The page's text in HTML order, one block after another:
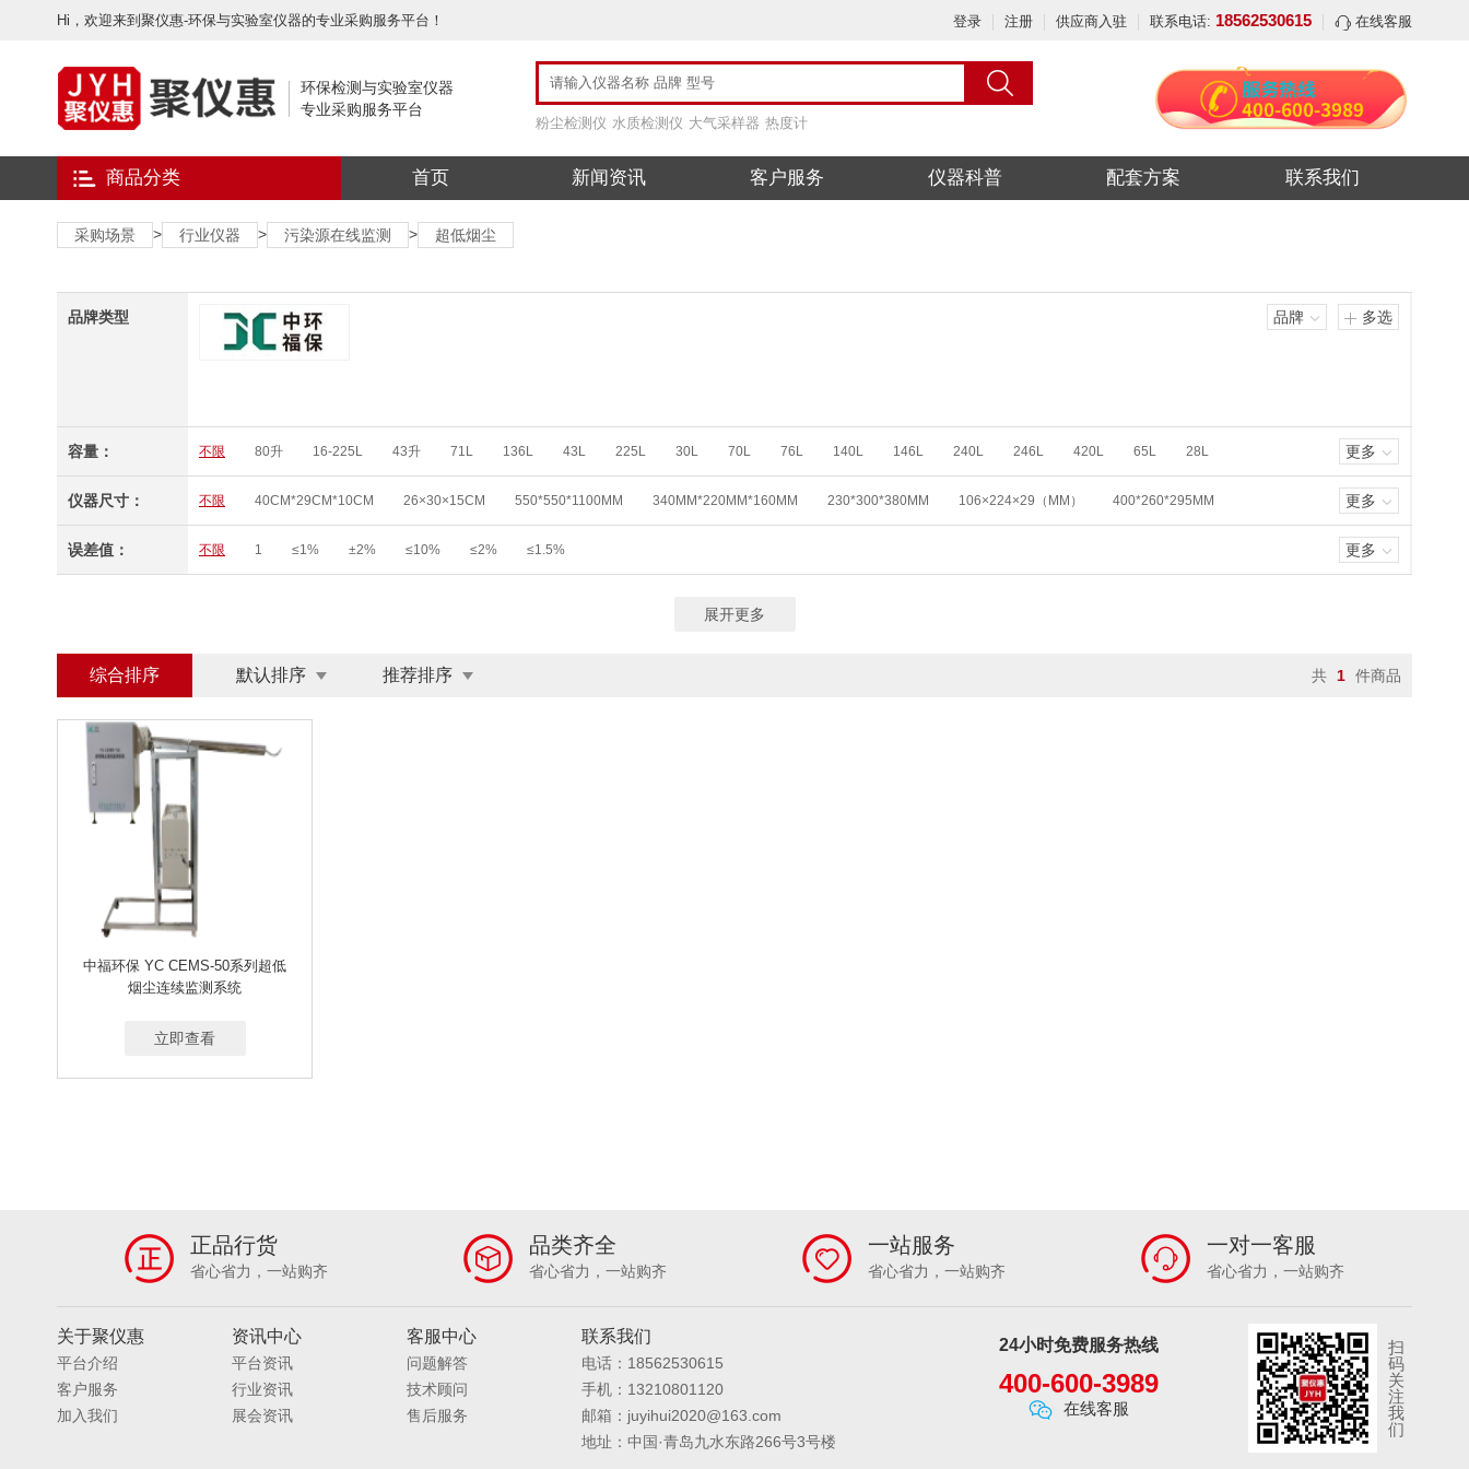
Hi，欢迎来到聚仪惠-环保与实验室仪器的专业采购服务平台！ 登录 注册 供应商入驻 联系电话: 18562530615 在线客服
环保检测与实验室仪器
专业采购服务平台
粉尘检测仪 水质检测仪 大气采样器 热度计
商品分类 首页 新闻资讯 客户服务 仪器科普 配套方案 联系我们
采购场景 > 行业仪器 > 污染源在线监测 > 超低烟尘
品牌类型 品牌 多选
容量： 不限 80升 16-225L 43升 71L 136L 43L 225L 30L 70L 76L 140L 146L 240L 246L 420L 65L
28L
50L
800L 400L 250L 150L 25L 53L 25L 125L 85L 625L 230L 530L 45L 280L 130L 52L
35L
16孔/25孔
≤ 12 16 65 500MLX4 15MLX16 4*800ML 4*1000ML 50ML×4 10ML×12 12*15ML 6*50ML
8*20ML
60升
40升 200升 150升 100升 75升 50升 30升 24升 18升 6*100ML 6×10ML 250MLX4 7MLX72
15MLX36
5MLX10
100MLX4
更多
仪器尺寸： 不限 40CM*29CM*10CM 26×30×15CM 550*550*1100MM 340MM*220MM*160MM 230*300*380MM 106×224×29（MM） 400*260*295MM 更多
误差值： 不限 1 ≤1% ±2% ≤10% ≤2% ≤1.5% 更多
展开更多
综合排序 默认排序 推荐排序 共 1 件商品
中福环保 YC CEMS-50系列超低
烟尘连续监测系统
立即查看
正品行货
省心省力，一站购齐
品类齐全
省心省力，一站购齐
一站服务
省心省力，一站购齐
一对一客服
省心省力，一站购齐
关于聚仪惠
平台介绍
客户服务
加入我们
资讯中心
平台资讯
行业资讯
展会资讯
客服中心
问题解答
技术顾问
售后服务
联系我们
电话：18562530615
手机：13210801120
邮箱：juyihui2020@163.com
地址：中国·青岛九水东路266号3号楼
24小时免费服务热线
400-600-3989
在线客服
扫
码
关
注
我
们